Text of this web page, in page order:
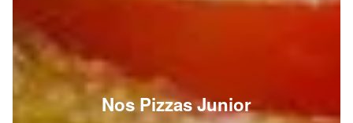
Nos Pizzas Junior